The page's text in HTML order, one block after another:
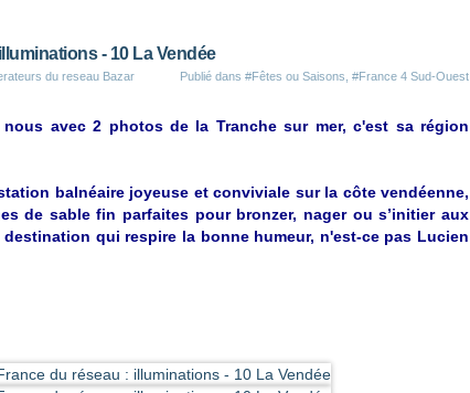
- 10 La Vendée
du reseau Bazar Publié dans #Fêtes ou Saisons #France 4 Sud-Ouest
avec 2 photos de la Tranche sur mer, c'est sa région
balnéaire joyeuse et conviviale sur la côte vendéenne,
de sable fin parfaites pour bronzer, nager ou s’initier aux
qui respire la bonne humeur, n'est-ce pas Lucien